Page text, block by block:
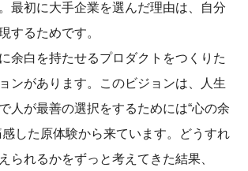
最初に大手企業を選んだ理由は、自分
するためです。
余白を持たせるプロダクトをつくりた
ンがあります。このビジョンは、人生
人が最善の選択をするためには“心の余
感した原体験から来ています。どうすれ
られるかをずっと考えてきた結果、